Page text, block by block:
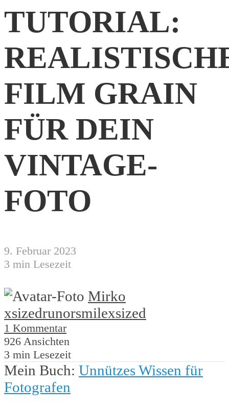
TUTORIAL:
FILM GRAIN
FÜR DEIN
VINTAGE-
FOTO
9. Februar 2023
3 min Lesezeit
Mirko
xsizedrunorsmilexsized
1 Kommentar
926 Ansichten
3 min Lesezeit
Mein Buch: Unnützes Wissen für
Fotografen